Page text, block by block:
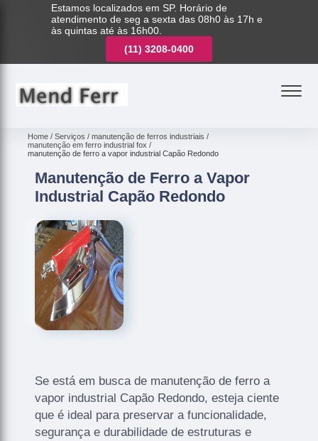
Estamos localizados em SP. Horário de
atendimento de seg a sexta das 08h0 às 17h e
às quintas até às 16h00.
(11) 3208-0400
Home Serviços
manutenção de ferros industriais
manutenção em ferro industrial fox
manutenção de ferro a vapor industrial Capão Redondo
Manutenção de Ferro a Vapor
Industrial Capão Redondo
Se está em busca de manutenção de ferro a
vapor industrial Capão Redondo, esteja ciente
que é ideal para preservar a funcionalidade,
segurança e durabilidade de estruturas e